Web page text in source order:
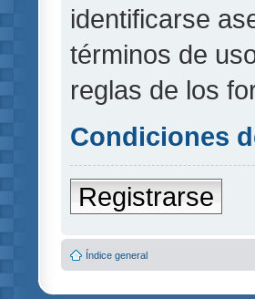
identificarse
términos de
reglas de los
Condiciones
Registrarse
Índice general